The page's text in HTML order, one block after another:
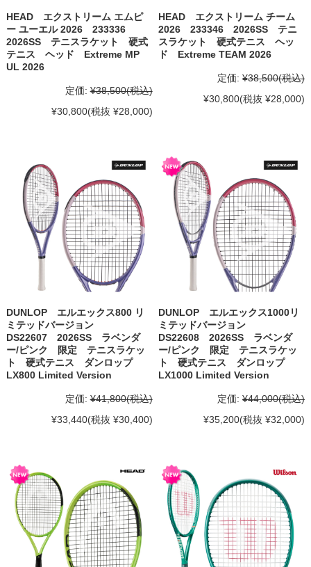
HEAD エクストリーム エムピ
ー ユーエル 2026 233336
2026SS テニスラケット 硬式
テニス ヘッド Extreme MP
UL 2026
定価: ¥38,500(税込)
¥30,800(税抜 ¥28,000)
HEAD エクストリーム チーム
2026 233346 2026SS テニ
スラケット 硬式テニス ヘッ
ド Extreme TEAM 2026
定価: ¥38,500(税込)
¥30,800(税抜 ¥28,000)
DUNLOP エルエックス800 リ
ミテッドバージョン
DS22607 2026SS ラベンダ
ー/ピンク 限定 テニスラケッ
ト 硬式テニス ダンロップ
LX800 Limited Version
定価: ¥41,800(税込)
¥33,440(税抜 ¥30,400)
DUNLOP エルエックス1000リ
ミテッドバージョン
DS22608 2026SS ラベンダ
ー/ピンク 限定 テニスラケッ
ト 硬式テニス ダンロップ
LX1000 Limited Version
定価: ¥44,000(税込)
¥35,200(税抜 ¥32,000)